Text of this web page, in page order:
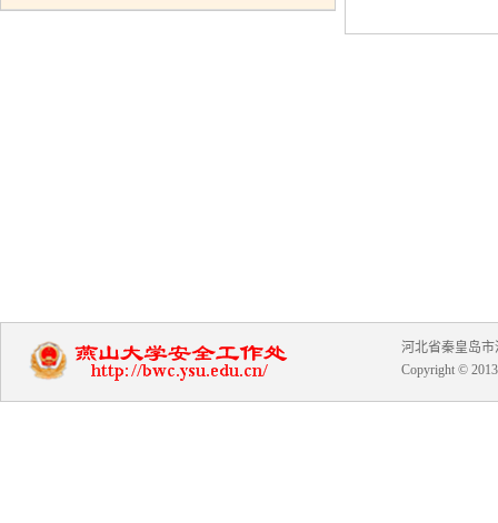
河北省秦皇岛市
Copyright ©